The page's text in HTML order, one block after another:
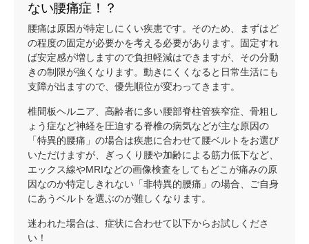
ない腰痛症！？
腰痛は原因が特定しにくい疾患です。そのため、まずはど
の程度の固定が必要かを考える必要があります。固定すれ
ば安定感が増しますので負担軽減はできますが、その分動
きの制限が強くなります。動きにくくなると日常生活にも
支障が出ますので、優先順位が変わってきます。
椎間板ヘルニア、高齢者に多い腰部脊柱管狭窄症、骨粗し
ょう症など神経を圧迫する脊椎の病気などが主な原因の
「特異的腰痛」の場合は疾患に合わせて腰ベルトをお選び
いただけますが、ぎっくり腰や加齢による筋力低下など、
エックス線やMRIなどの画像検査をしてもどこが痛みの原
因なのか特定しきれない「非特異的腰痛」の場合、ご自身
にあうベルトを選ぶのが難しくなります。
迷われた場合は、症状に合わせて以下からお試しくださ
い！